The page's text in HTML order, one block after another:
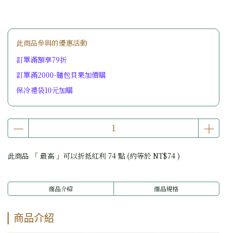
此商品參與的優惠活動
訂單滿額享79折
訂單滿2000-麵包貝果加價購
保冷禮袋10元加購
此商品 「 最高 」可以折抵紅利 74 點 (約等於 NT$74 )
商品介紹 商品規格
商品介紹